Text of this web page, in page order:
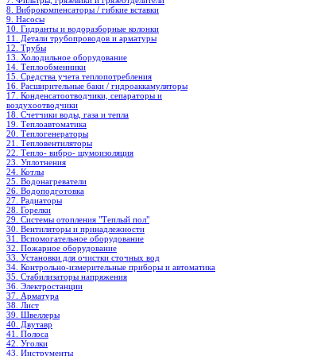
8. Виброкомпенсаторы / гибкие вставки
9. Насосы
10. Гидранты и водоразборные колонки
11. Детали трубопроводов и арматуры
12. Трубы
13. Холодильное oборудование
14. Теплообменники
15. Средства учета теплопотребления
16. Расширительные баки / гидроаккамуляторы
17. Конденсатоотводчики, сепараторы и
воздухоотводчики
18. Счетчики воды, газа и тепла
19. Теплоавтоматика
20. Теплогенераторы
21. Тепловентиляторы
22. Тепло- вибро- шумоизоляция
23. Уплотнения
24. Котлы
25. Водонагреватели
26. Водоподготовка
27. Радиаторы
28. Горелки
29. Системы отопления "Теплый пол"
30. Вентиляторы и принадлежности
31. Вспомогательное оборудование
32. Пожарное оборудование
33. Установки для очистки сточных вод
34. Контрольно-измерительные приборы и автоматика
35. Стабилизаторы напряжения
36. Электростанции
37. Арматура
38. Лист
39. Швеллеры
40. Двутавр
41. Полоса
42. Уголки
43. Инструменты